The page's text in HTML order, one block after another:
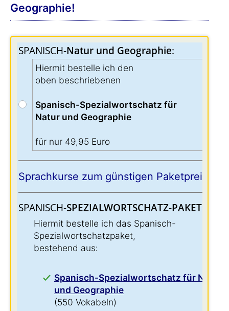
Geographie!
SPANISCH-Natur und Geographie:
Hiermit bestelle ich den
oben beschriebenen
Spanisch-Spezialwortschatz für
Natur und Geographie
für nur 49,95 Euro
Sprachkurse zum günstigen Paketpreis:
SPANISCH-SPEZIALWORTSCHATZ-PAKET:
Hiermit bestelle ich das Spanisch-
Spezialwortschatzpaket,
bestehend aus:
Spanisch-Spezialwortschatz für Natur
und Geographie
(550 Vokabeln)